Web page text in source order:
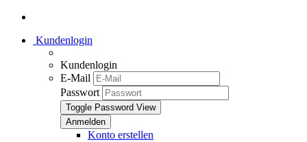
Kundenlogin
Kundenlogin
E-Mail
Passwort
Toggle Password View
Konto erstellen